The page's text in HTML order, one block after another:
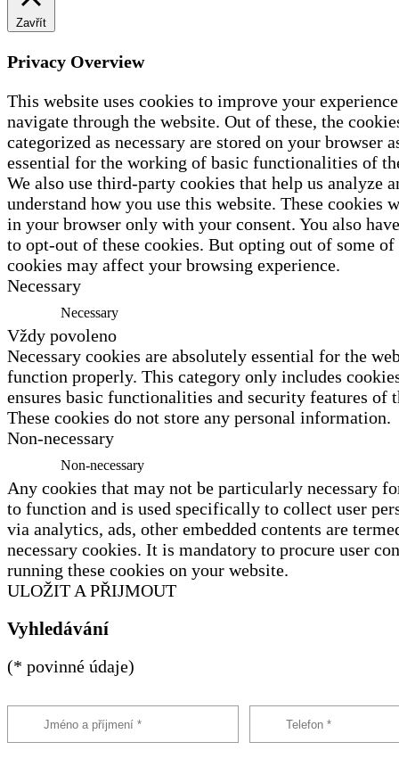
Zavřít
Privacy Overview
This website uses cookies to improve your
navigate through the website. Out of these, the
categorized as necessary are stored on your browser
essential for the working of basic functionalities of
We also use third-party cookies that help us analyze
understand how you use this website. These cookies
in your browser only with your consent. You also
to opt-out of these cookies. But opting out of some of
cookies may affect your browsing experience.
Necessary
Necessary
Vždy povoleno
Necessary cookies are absolutely essential for the
function properly. This category only includes
ensures basic functionalities and security features of
These cookies do not store any personal information.
Non-necessary
Non-necessary
Any cookies that may not be particularly necessary
to function and is used specifically to collect user
via analytics, ads, other embedded contents are
necessary cookies. It is mandatory to procure user
running these cookies on your website.
ULOŽIT A PŘIJMOUT
Vyhledávání
(* povinné údaje)